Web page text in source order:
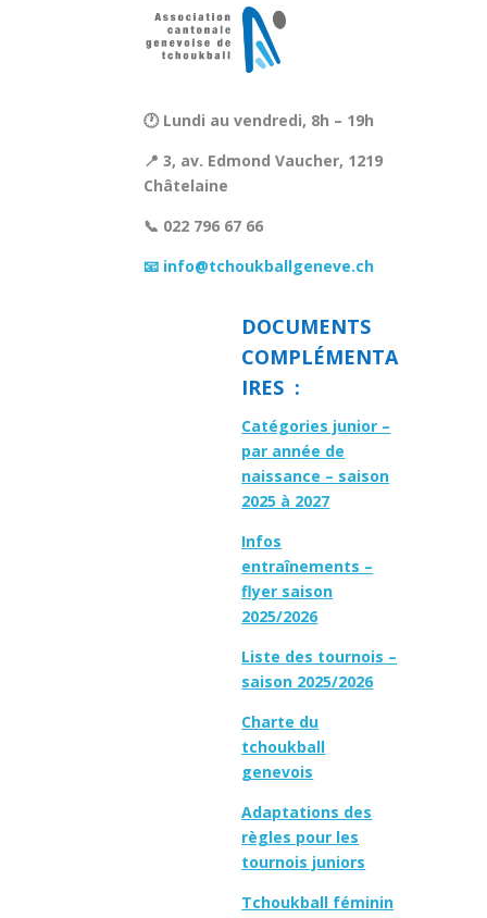
🕐 Lundi au vendredi, 8h – 19h
📍 3, av. Edmond Vaucher, 1219
Châtelaine
📞 022 796 67 66
📧 info@tchoukballgeneve.ch
DOCUMENTS
COMPLÉMENTA
IRES :
Catégories junior –
par année de
naissance – saison
2025 à 2027
Infos
entraînements –
flyer saison
2025/2026
Liste des tournois –
saison 2025/2026
Charte du
tchoukball
genevois
Adaptations des
règles pour les
tournois juniors
Tchoukball féminin